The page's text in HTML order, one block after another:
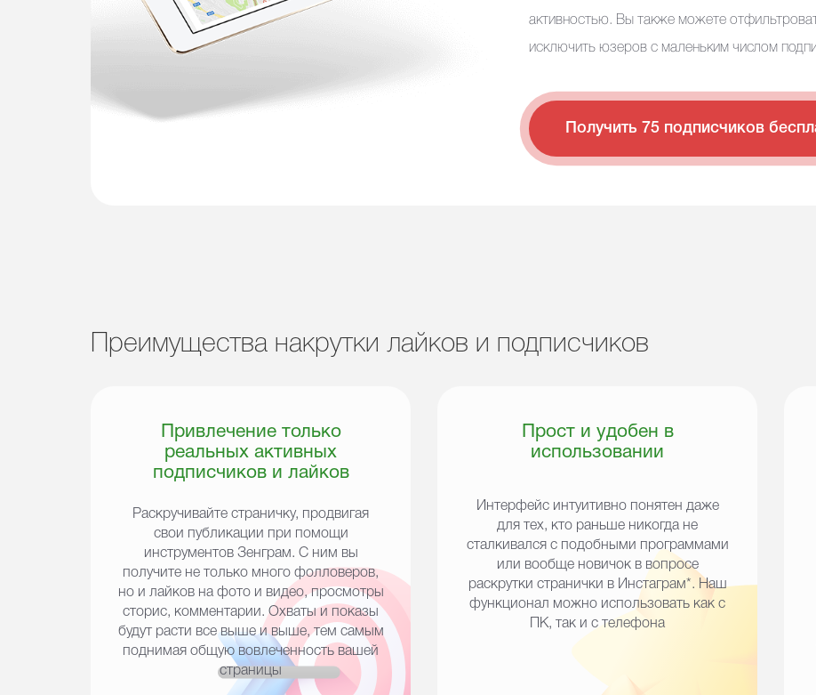
активностью. Вы также можете
исключить юзеров с маленьким числом
Получить 75 подписчиков
Преимущества накрутки лайков и подписчиков
Привлечение только
реальных активных
подписчиков и лайков
Раскручивайте страничку, продвигая
свои публикации при помощи
инструментов Зенграм. С ним вы
получите не только много фолловеров,
но и лайков на фото и видео, просмотры
сторис, комментарии. Охваты и показы
будут расти все выше и выше, тем самым
поднимая общую вовлеченность вашей
страницы
Прост и удобен в
использовании
Интерфейс интуитивно понятен даже
для тех, кто раньше никогда не
сталкивался с подобными программами
или вообще новичок в вопросе
раскрутки странички в Инстаграм* . Наш
функционал можно использовать как с
ПК, так и с телефона